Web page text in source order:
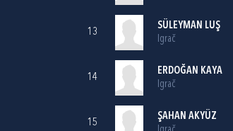
13
SÜLEYMAN LUŞ
Igrač
14
ERDOĞAN KAYA
Igrač
15
ŞAHAN AKYÜZ